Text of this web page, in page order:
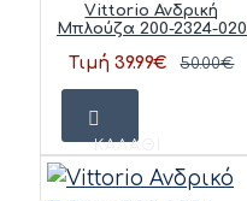
Vittorio Ανδρική
Μπλούζα 200-2324-020
Τιμή 39.99€ 50.00€
ΚΑΛΆΘΙ